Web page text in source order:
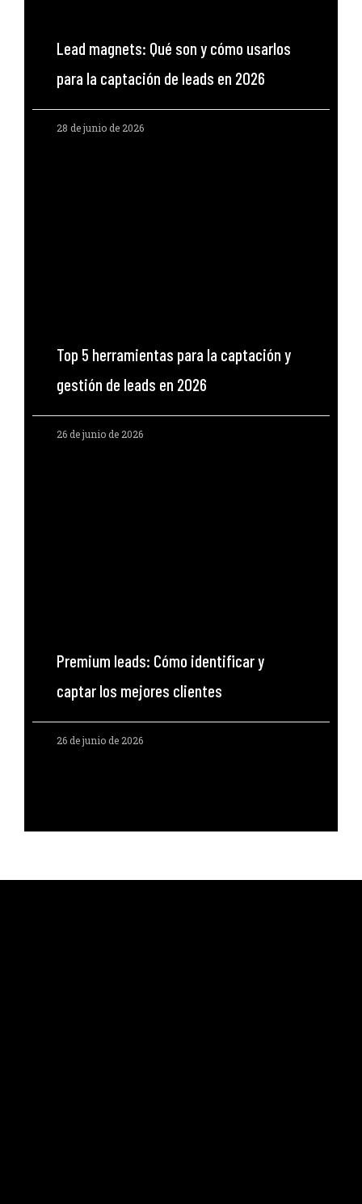
Lead magnets: Qué son y cómo usarlos
para la captación de leads en 2026
28 de junio de 2026
Top 5 herramientas para la captación y
gestión de leads en 2026
26 de junio de 2026
Premium leads: Cómo identificar y
captar los mejores clientes
26 de junio de 2026